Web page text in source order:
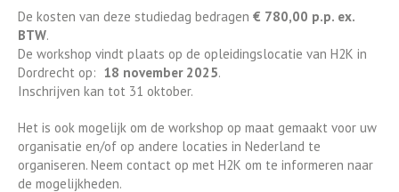
De kosten van deze studiedag bedragen € 780,00 p.p. ex.
BTW.
De workshop vindt plaats op de opleidingslocatie van H2K in
Dordrecht op: 18 november 2025.
Inschrijven kan tot 31 oktober.
Het is ook mogelijk om de workshop op maat gemaakt voor uw
organisatie en/of op andere locaties in Nederland te
organiseren. Neem contact op met H2K om te informeren naar
de mogelijkheden.